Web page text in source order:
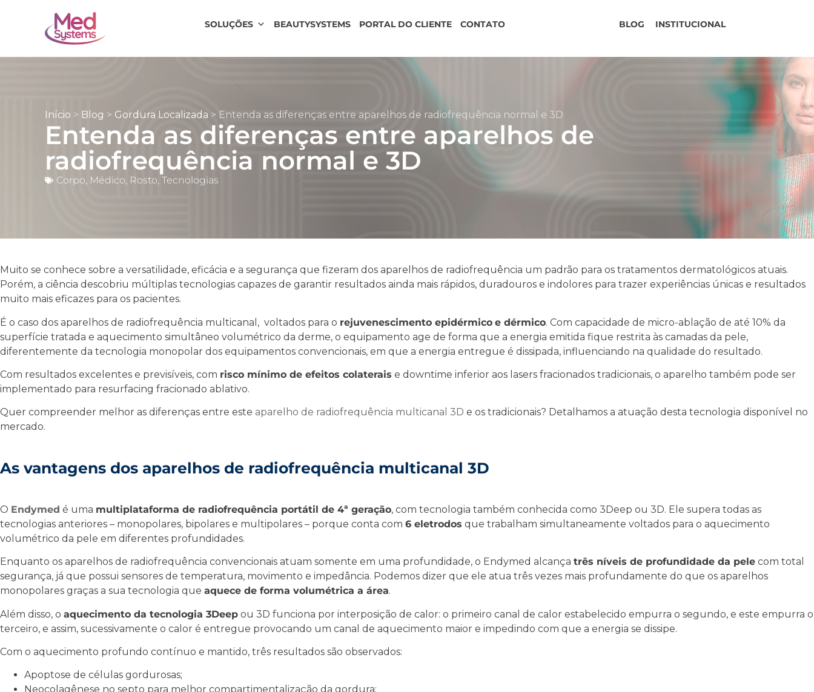
SOLUÇÕES BEAUTYSYSTEMS PORTAL DO CLIENTE CONTATO INSTITUCIONAL
BLOG
Início > Blog > Gordura Localizada > Entenda as diferenças entre aparelhos de radiofrequência normal e 3D
Entenda as diferenças entre aparelhos de
radiofrequência normal e 3D
Corpo, Médico, Rosto, Tecnologias
Muito se conhece sobre a versatilidade, eficácia e a segurança que fizeram dos aparelhos de radiofrequência um padrão para os tratamentos dermatológicos atuais.
Porém, a ciência descobriu múltiplas tecnologias capazes de garantir resultados ainda mais rápidos, duradouros e indolores para trazer experiências únicas e resultados
muito mais eficazes para os pacientes.
É o caso dos aparelhos de radiofrequência multicanal, voltados para o rejuvenescimento epidérmico e dérmico. Com capacidade de micro-ablação de até 10% da
superfície tratada e aquecimento simultâneo volumétrico da derme, o equipamento age de forma que a energia emitida fique restrita às camadas da pele,
diferentemente da tecnologia monopolar dos equipamentos convencionais, em que a energia entregue é dissipada, influenciando na qualidade do resultado.
Com resultados excelentes e previsíveis, com risco mínimo de efeitos colaterais e downtime inferior aos lasers fracionados tradicionais, o aparelho também pode ser
implementado para resurfacing fracionado ablativo.
Quer compreender melhor as diferenças entre este aparelho de radiofrequência multicanal 3D e os tradicionais? Detalhamos a atuação desta tecnologia disponível no
mercado.
As vantagens dos aparelhos de radiofrequência multicanal 3D
O Endymed é uma multiplataforma de radiofrequência portátil de 4ª geração, com tecnologia também conhecida como 3Deep ou 3D. Ele supera todas as
tecnologias anteriores – monopolares, bipolares e multipolares – porque conta com 6 eletrodos que trabalham simultaneamente voltados para o aquecimento
volumétrico da pele em diferentes profundidades.
Enquanto os aparelhos de radiofrequência convencionais atuam somente em uma profundidade, o Endymed alcança três níveis de profundidade da pele com total
segurança, já que possui sensores de temperatura, movimento e impedância. Podemos dizer que ele atua três vezes mais profundamente do que os aparelhos
monopolares graças a sua tecnologia que aquece de forma volumétrica a área.
Além disso, o aquecimento da tecnologia 3Deep ou 3D funciona por interposição de calor: o primeiro canal de calor estabelecido empurra o segundo, e este empurra o
terceiro, e assim, sucessivamente o calor é entregue provocando um canal de aquecimento maior e impedindo com que a energia se dissipe.
Com o aquecimento profundo contínuo e mantido, três resultados são observados:
Apoptose de células gordurosas;
Neocolagênese no septo para melhor compartimentalização da gordura;